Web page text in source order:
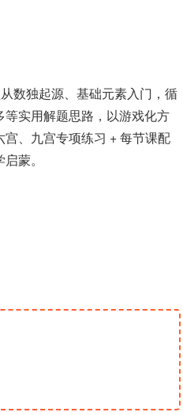
数独起源、基础元素入门，循
实用解题思路，以游戏化方
、九宫专项练习 + 每节课配
蒙。